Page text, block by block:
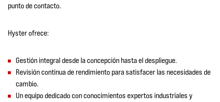
punto de contacto.
Hyster ofrece:
Gestión integral desde la concepción hasta el despliegue.
Revisión continua de rendimiento para satisfacer las necesidades de
cambio.
Un equipo dedicado con conocimientos expertos industriales y